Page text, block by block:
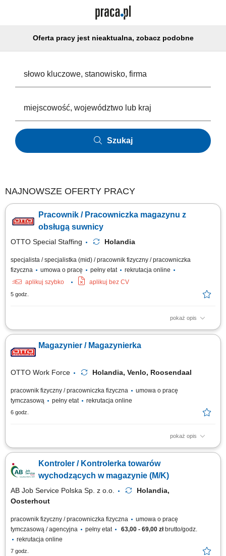
Oferta pracy jest nieaktualna, zobacz podobne
Szukaj
NAJNOWSZE OFERTY PRACY
Pracownik / Pracowniczka magazynu z
obsługą suwnicy
OTTO Special Staffing Holandia
specjalista / specjalistka (mid) / pracownik fizyczny / pracowniczka
fizyczna
umowa o pracę pełny etat
rekrutacja online
aplikuj szybko
aplikuj bez CV
5 godz.
pokaż opis
Opis stanowiska: obsługa procesów związanych z przepływem stali
ciężarówek z elementami stalowymi, przemieszczanie dużych i ciężkich
komponentów przy użyciu suwnicy, kontrola poprawności załadunku oraz
Magazynier / Magazynierka
OTTO Work Force Holandia, Venlo, Roosendaal
pracownik fizyczny / pracowniczka fizyczna
umowa o pracę
tymczasową
pełny etat rekrutacja online
6 godz.
pokaż opis
Opis zadań: Zbieranie i etykietowanie asortymentu marek modowych przy
towarem; Weryfikacja i przetwarzanie przychodzących zwrotów;
Kontroler / Kontrolerka towarów
wychodzących w magazynie (M/K)
AB Job Service Polska Sp. z o.o.
Holandia,
Oosterhout
pracownik fizyczny / pracowniczka fizyczna
umowa o pracę
tymczasową / agencyjna
pełny etat 63,00 - 69,00 złbrutto/godz.
rekrutacja online
7 godz.